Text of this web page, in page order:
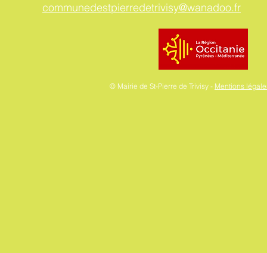
communedestpierredetrivisy@wanadoo.fr
© Mairie de St-Pierre de Trivisy - Mentions